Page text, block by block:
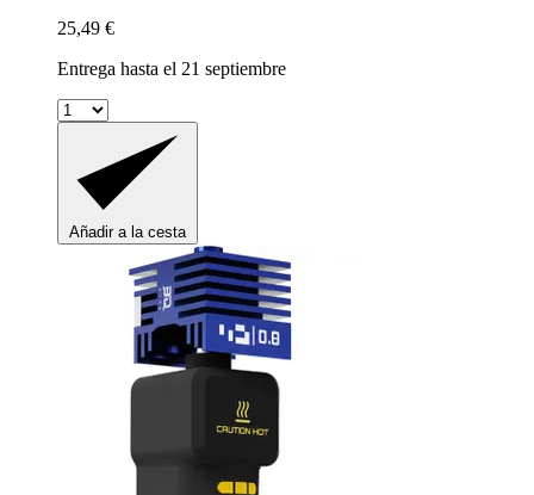
25,49 €
Entrega hasta el 21 septiembre
Añadir a la cesta